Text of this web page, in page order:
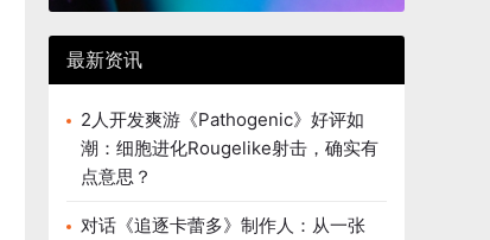
最新资讯
2人开发爽游《Pathogenic》好评如
潮：细胞进化Rougelike射击，确实有
点意思？
对话《追逐卡蕾多》制作人：从一张